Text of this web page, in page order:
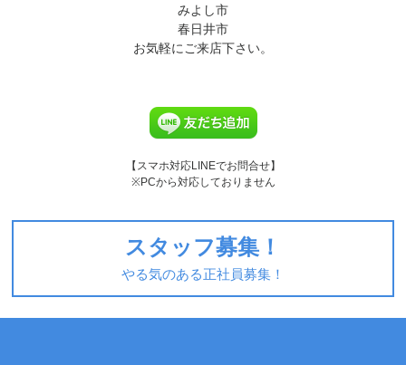
みよし市
春日井市
お気軽にご来店下さい。
【スマホ対応LINEでお問合せ】
※PCから対応しておりません
スタッフ募集！
やる気のある正社員募集！